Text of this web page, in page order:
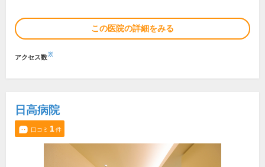
この医院の詳細をみる
アクセス数※
日高病院
口コミ 1件